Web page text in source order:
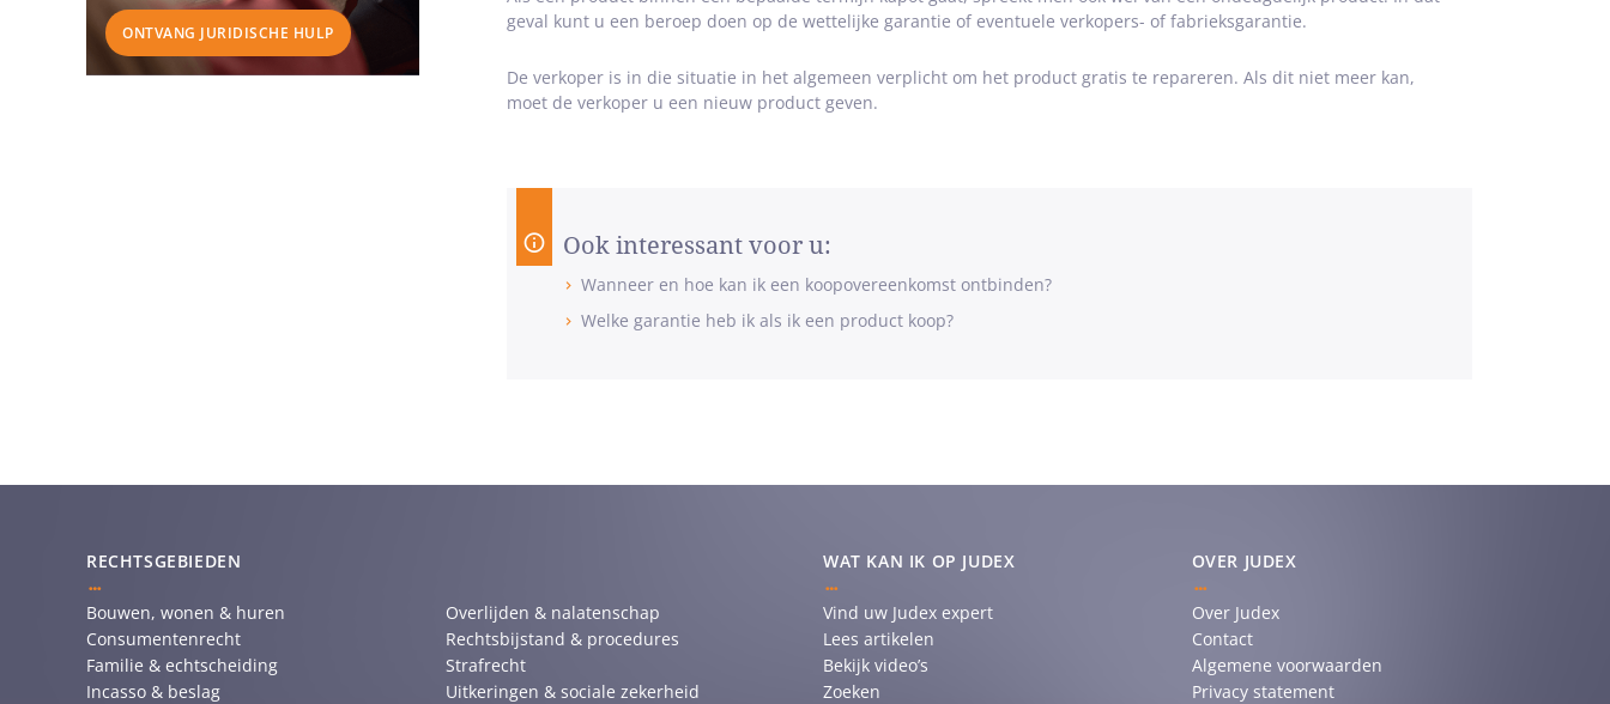
geval kunt u een beroep doen op de wettelijke garantie of eventuele verkopers- of fabrieksgarantie.
De verkoper is in die situatie in het algemeen verplicht om het product gratis te repareren. Als dit niet meer kan,
moet de verkoper u een nieuw product geven.
Ook interessant voor u:
Wanneer en hoe kan ik een koopovereenkomst ontbinden?
Welke garantie heb ik als ik een product koop?
ONTVANG JURIDISCHE HULP
RECHTSGEBIEDEN
Bouwen, wonen & huren
Consumentenrecht
Familie & echtscheiding
Incasso & beslag
Overlijden & nalatenschap
Rechtsbijstand & procedures
Strafrecht
Uitkeringen & sociale zekerheid
WAT KAN IK OP JUDEX
Vind uw Judex expert
Lees artikelen
Bekijk video’s
Zoeken
OVER JUDEX
Over Judex
Contact
Algemene voorwaarden
Privacy statement